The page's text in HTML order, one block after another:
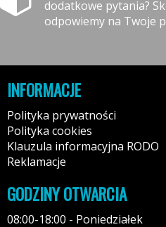
dodatkowe pytania?
odpowiemy na Twoje
INFORMACJE
Polityka prywatności
Polityka cookies
Klauzula informacyjna RODO
Reklamacje
GODZINY OTWARCIA
08:00-18:00 - Poniedziałek